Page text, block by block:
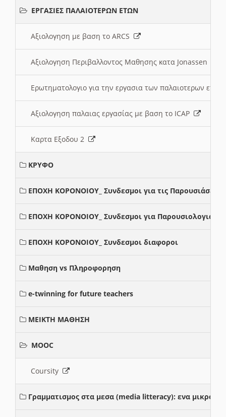
ΕΡΓΑΣΙΕΣ ΠΑΛΑΙΟΤΕΡΩΝ ΕΤΩΝ
Αξιολογηση με βαση το ARCS
Αξιολογηση Περιβαλλοντος Μαθησης κατα Jonassen
Ερωτηματολογιο για την εργασια των παλαιοτερων
Αξιολογηση παλαιας εργασίας με βαση το ICAP
Καρτα Εξοδου 2
ΚΡΥΦΟ
ΕΠΟΧΗ ΚΟΡΟΝΟΙΟΥ_ Συνδεσμοι για τις Παρουσιάσεις
ΕΠΟΧΗ ΚΟΡΟΝΟΙΟΥ_ Συνδεσμοι για Παρουσιολογια
ΕΠΟΧΗ ΚΟΡΟΝΟΙΟΥ_ Συνδεσμοι διαφοροι
Μαθηση vs Πληροφορηση
e-twinning for future teachers
ΜΕΙΚΤΗ ΜΑΘΗΣΗ
MOOC
Coursity
Γραμματισμος στα μεσα (media litteracy): ενα μικρο